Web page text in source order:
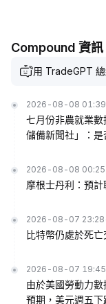
Compound 資訊
用 TradeGPT
2026-08-08 01:39
七月份非農就業
儲備新聞社」：
2026-08-08 00:25
摩根士丹利：預
2026-08-07 23:28
比特幣仍處於死
2026-08-07 19:45
由於美國勞動力
預期，美元週五下